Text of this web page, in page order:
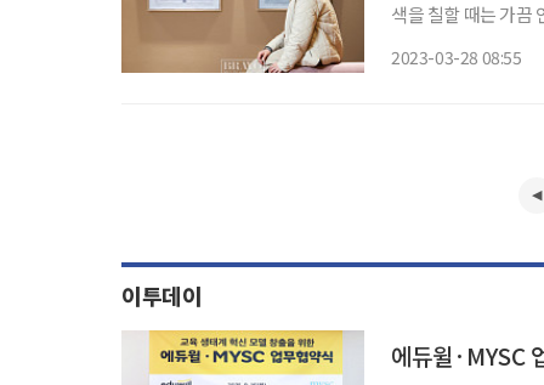
색을 칠할 때는 가끔
2023-03-28 08:55
이투데이
에듀윌·MYSC